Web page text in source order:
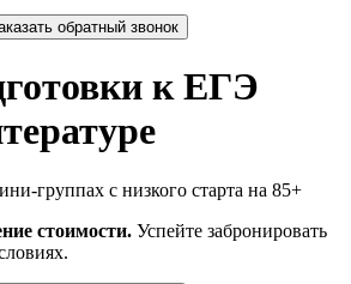
обратный звонок
к ЕГЭ
группах с низкого старта на 85+
стоимости. Успейте забронировать